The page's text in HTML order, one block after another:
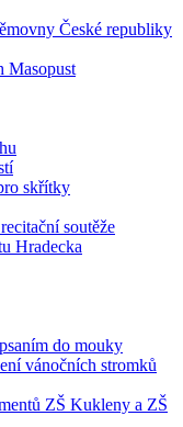
České republiky
Masopust
skřítky
soutěže
Hradecka
do mouky
vánočních stromků
ZŠ Kukleny a ZŠ